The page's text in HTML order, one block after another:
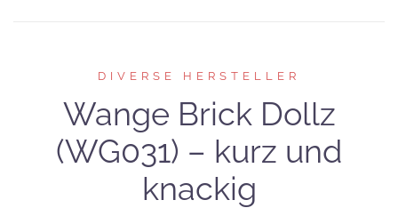
DIVERSE HERSTELLER
Wange Brick Dollz
(WG031) – kurz und
knackig